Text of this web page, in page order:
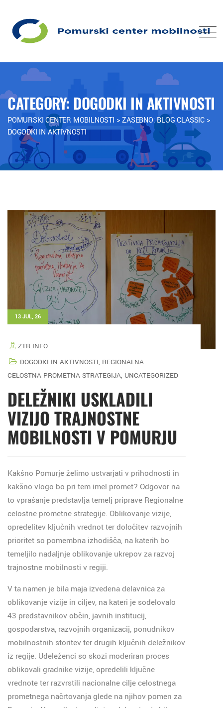
CATEGORY: DOGODKI IN AKTIVNOSTI
POMURSKI CENTER MOBILNOSTI >ZASEBNO: BLOG CLASSIC >
DOGODKI IN AKTIVNOSTI
13 JUL, 26
ZTR INFO
DOGODKI IN AKTIVNOSTI, REGIONALNA
CELOSTNA PROMETNA STRATEGIJA, UNCATEGORIZED
DELEŽNIKI USKLADILI
VIZIJO TRAJNOSTNE
MOBILNOSTI V POMURJU
Kakšno Pomurje želimo ustvarjati v prihodnosti in
kakšno vlogo bo pri tem imel promet? Odgovor na
to vprašanje predstavlja temelj priprave Regionalne
celostne prometne strategije. Oblikovanje vizije,
opredelitev ključnih vrednot ter določitev razvojnih
prioritet so pomembna izhodišča, na katerih bo
temeljilo nadaljnje oblikovanje ukrepov za razvoj
trajnostne mobilnosti v regiji.
V ta namen je bila maja izvedena delavnica za
oblikovanje vizije in ciljev, na kateri je sodelovalo
43 predstavnikov občin, javnih institucij,
gospodarstva, razvojnih organizacij, ponudnikov
mobilnostnih storitev ter drugih ključnih deležnikov
iz regije. Udeleženci so skozi moderiran proces
oblikovali gradnike vizije, opredelili ključne
vrednote ter razvrstili nacionalne cilje celostnega
prometnega načrtovanja glede na njihov pomen za